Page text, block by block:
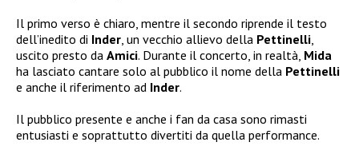
Il primo verso è chiaro, mentre il secondo riprende il testo
dell’inedito di Inder , un vecchio allievo della Pettinelli
uscito presto da Amici. Durante il concerto, in realtà, Mida
ha lasciato cantare solo al pubblico il nome della Pettinelli
e anche il riferimento ad Inder.
Il pubblico presente e anche i fan da casa sono rimasti
entusiasti e soprattutto divertiti da quella performance.